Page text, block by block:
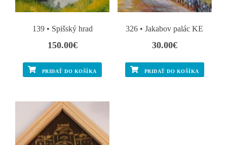
139 • Spišský hrad
150.00€
PRIDAŤ DO KOŠÍKA
326 • Jakabov palác KE
30.00€
PRIDAŤ DO KOŠÍKA